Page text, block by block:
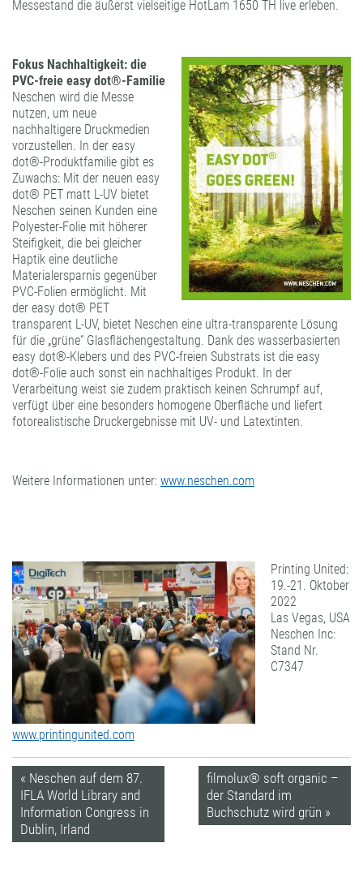
Messestand die äußerst vielseitige HotLam 1650 TH live erleben.
Fokus Nachhaltigkeit: die
PVC-freie easy dot®-Familie
Neschen wird die Messe
nutzen, um neue
nachhaltigere Druckmedien
vorzustellen. In der easy
dot®-Produktfamilie gibt es
Zuwachs: Mit der neuen easy
dot® PET matt L-UV bietet
Neschen seinen Kunden eine
Polyester-Folie mit höherer
Steifigkeit, die bei gleicher
Haptik eine deutliche
Materialersparnis gegenüber
PVC-Folien ermöglicht. Mit
der easy dot® PET
transparent L-UV, bietet Neschen eine ultra-transparente Lösung
für die „grüne“ Glasflächengestaltung. Dank des wasserbasierten
easy dot®-Klebers und des PVC-freien Substrats ist die easy
dot®-Folie auch sonst ein nachhaltiges Produkt. In der
Verarbeitung weist sie zudem praktisch keinen Schrumpf auf,
verfügt über eine besonders homogene Oberfläche und liefert
fotorealistische Druckergebnisse mit UV- und Latextinten.
Weitere Informationen unter: www.neschen.com
Printing United:
19.-21. Oktober
2022
Las Vegas, USA
Neschen Inc:
Stand Nr.
C7347
www.printingunited.com
filmolux® soft organic –
der Standard im
Buchschutz wird grün »
« Neschen auf dem 87.
IFLA World Library and
Information Congress in
Dublin, Irland